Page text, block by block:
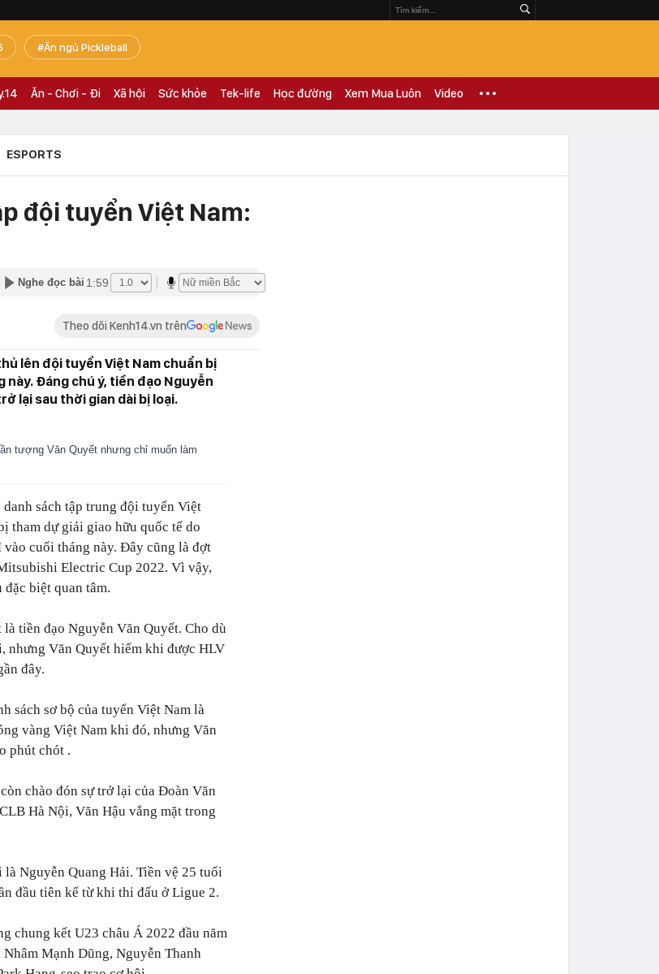
Ăn ngủ Pickleball
Ăn - Chơi - Đi Xã hội Sức khỏe Tek-life Học đường Xem Mua Luôn Video
ESPORTS
đội tuyển Việt Nam:
Nghe đọc bài 1:59
Theo dõi Kenh14.vn trên
lên đội tuyển Việt Nam chuẩn bị
Đáng chú ý, tiền đạo Nguyễn
lại sau thời gian dài bị loại.
tượng Văn Quyết nhưng chỉ muốn làm
sách tập trung đội tuyển Việt
tham dự giải giao hữu quốc tế do
cuối tháng này. Đây cũng là đợt
Electric Cup 2022. Vì vậy,
biệt quan tâm.
tiền đạo Nguyễn Văn Quyết. Cho dù
nhưng Văn Quyết hiếm khi được HLV
đây.
sách sơ bộ của tuyển Việt Nam là
vàng Việt Nam khi đó, nhưng Văn
phút chót .
chào đón sự trở lại của Đoàn Văn
Hà Nội, Văn Hậu vắng mặt trong
Nguyễn Quang Hải. Tiền vệ 25 tuổi
đầu tiên kể từ khi thi đấu ở Ligue 2.
chung kết U23 châu Á 2022 đầu năm
Mạnh Dũng, Nguyễn Thanh